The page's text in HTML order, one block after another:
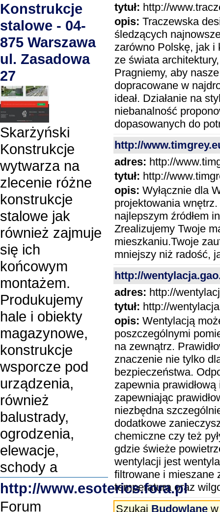
tytuł: http://
opis: Traczewska
śledzących
zarówno Polskę, jak i
ze świata
Pragniemy, aby
dopracowane w
ideał. Działanie na
niebanalność
dopasowanych do
http://
adres: http://
tytuł: http://
opis: Wyłącznie dla
projektowania
najlepszym źródłem
Zrealizujemy Twoje
mieszkaniu.Twoje
mniejszy niż radość,
http://
adres: http://
tytuł: http://
opis: Wentylacją
poszczególnymi
na zewnątrz.
znaczenie nie tylko
bezpieczeństwa.
zapewnia
zapewniając
niezbędna
dodatkowe
chemiczne czy też
gdzie świeże
wentylacji jest
filtrowane i mieszane
temperatura oraz
Szukaj Budowlane
Konstrukcje
stalowe - 04-
875 Warszawa
ul. Zasadowa
27
Skarżyński
Konstrukcje
wytwarza na
zlecenie różne
konstrukcje
stalowe jak
również zajmuje
się ich
końcowym
montażem.
Produkujemy
hale i obiekty
magazynowe,
konstrukcje
wsporcze pod
urządzenia,
również
balustrady,
ogrodzenia,
elewacje,
schody a
http://www.esoterics.fora.pl
Forum